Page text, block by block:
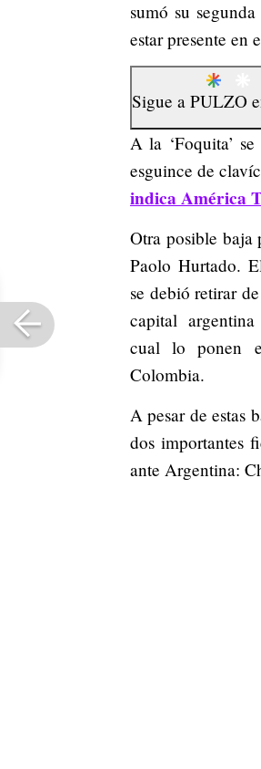
sumó su
estar presente en
Sigue a PULZO
A la ‘Foquita’
esguince de
indica América
Otra posible baja
Paolo Hurtado.
se debió retirar
capital
cual lo ponen
Colombia.
A pesar de estas
dos importantes
ante Argentina: